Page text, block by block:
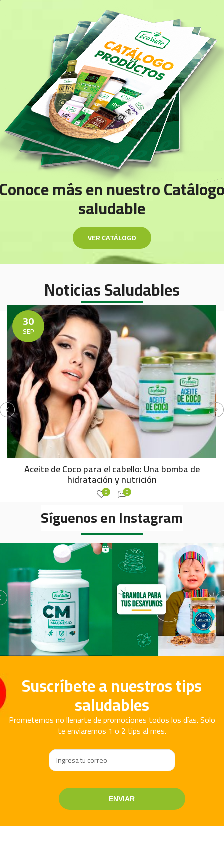
más en nuestro
saludable
VER CATÁLOGO
Noticias Saludables
30
SEP
Aceite de Coco para el cabello: Una bomba de
hidratación y nutrición
6 0
Síguenos en Instagram
Suscríbete a nuestros tips
saludables
Prometemos no llenarte de promociones todos los días. Solo
te enviaremos 1 o 2 tips al mes.